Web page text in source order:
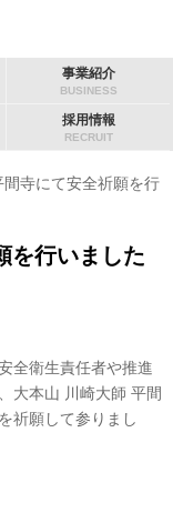
事業紹介
BUSINESS
採用情報
RECRUIT
間寺にて安全祈願を行
を行いました
全衛生責任者や推進
大本山 川崎大師 平間
祈願して参りまし